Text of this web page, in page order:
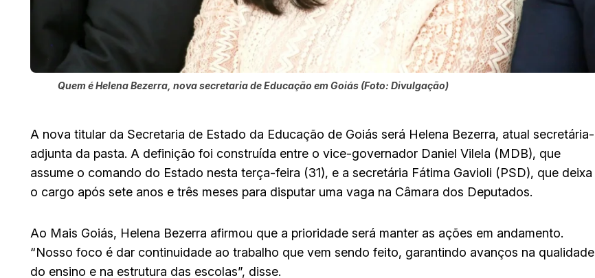
Quem é Helena Bezerra, nova secretaria de Educação em Goiás (Foto: Divulgação)
A nova titular da Secretaria de Estado da Educação de Goiás será Helena Bezerra, atual secretária-
adjunta da pasta. A definição foi construída entre o vice-governador Daniel Vilela (MDB), que
assume o comando do Estado nesta terça-feira (31), e a secretária Fátima Gavioli (PSD), que deixa
o cargo após sete anos e três meses para disputar uma vaga na Câmara dos Deputados.
Ao Mais Goiás, Helena Bezerra afirmou que a prioridade será manter as ações em andamento.
“Nosso foco é dar continuidade ao trabalho que vem sendo feito, garantindo avanços na qualidade
do ensino e na estrutura das escolas”, disse.